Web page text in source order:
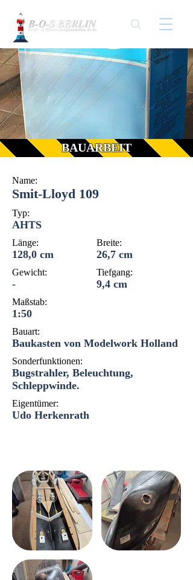
BAUARBEIT
Name:
Smit-Lloyd 109
Typ:
AHTS
Länge: Breite:
128,0 cm 26,7 cm
Gewicht: Tiefgang:
- 9,4 cm
Maßstab:
1:50
Bauart:
Baukasten von Modelwork Holland
Sonderfunktionen:
Bugstrahler, Beleuchtung,
Schleppwinde.
Eigentümer:
Udo Herkenrath